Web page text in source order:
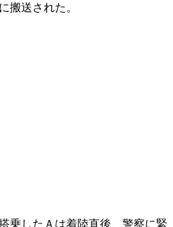
搬送された。
乗したＡは着陸直後、警察に緊